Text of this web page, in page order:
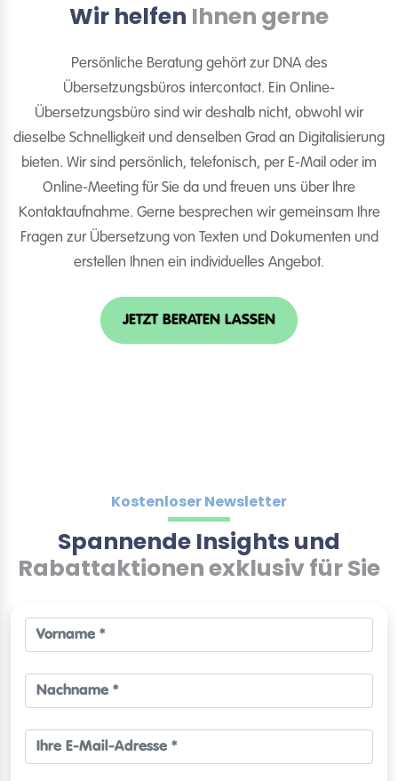
Wir helfen Ihnen gerne
Persönliche Beratung gehört zur DNA des
Übersetzungsbüros intercontact. Ein Online-
Übersetzungsbüro sind wir deshalb nicht, obwohl wir
dieselbe Schnelligkeit und denselben Grad an Digitalisierung
bieten. Wir sind persönlich, telefonisch, per E-Mail oder im
Online-Meeting für Sie da und freuen uns über Ihre
Kontaktaufnahme. Gerne besprechen wir gemeinsam Ihre
Fragen zur Übersetzung von Texten und Dokumenten und
erstellen Ihnen ein individuelles Angebot.
JETZT BERATEN LASSEN
Kostenloser Newsletter
Spannende Insights und
Rabattaktionen exklusiv für Sie